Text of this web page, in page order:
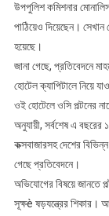
উপপুলিশ কমিশনার
পাঠিয়েও দিয়েছেন।
হয়েছে।
জানা গেছে, প্রতিবেদনে
হোটেল ক্যাপিটালে নিয়ে
ওই হোটেলে ওসি পল্টনের
অনুযায়ী, সর্বশেষ এ
কক্সবাজারসহ দেশের
গেছে প্রতিবেদনে।
অভিযোগের বিষয়ে জানতে
সূক্ষè ষড়যন্ত্রের শিকার।